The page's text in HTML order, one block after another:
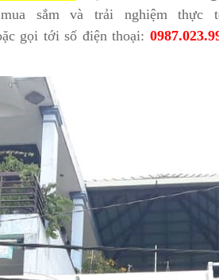
sắm và trải nghiệm thực
gọi tới số điện thoại: